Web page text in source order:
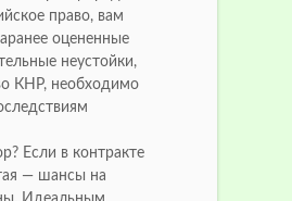
право, вам
оцененные
неустойки,
КНР, необходимо
Если в контракте
— шансы на